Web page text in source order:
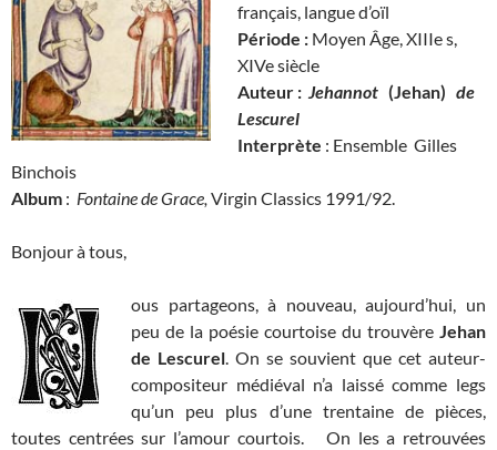
français, langue d’oïl
Période : Moyen Âge, XIIIe s,
XIVe siècle
Auteur : Jehannot (Jehan) de
Lescurel
Interprète : Ensemble Gilles
Binchois
Album : Fontaine de Grace, Virgin Classics 1991/92.
Bonjour à tous,
ous partageons, à nouveau, aujourd’hui, un
peu de la poésie courtoise du trouvère Jehan
de Lescurel. On se souvient que cet auteur-
compositeur médiéval n’a laissé comme legs
qu’un peu plus d’une trentaine de pièces,
toutes centrées sur l’amour courtois. On les a retrouvées